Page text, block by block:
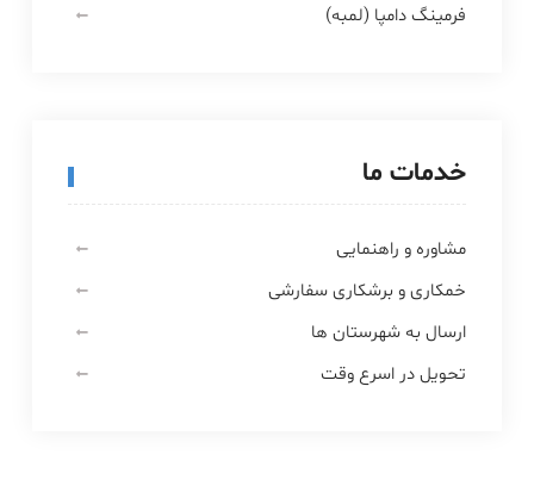
فرمینگ دامپا (لمبه)
خدمات ما
مشاوره و راهنمایی
خمکاری و برشکاری سفارشی
ارسال به شهرستان ها
تحویل در اسرع وقت